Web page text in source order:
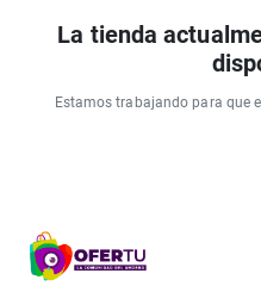
La tienda
Estamos trabajando para que